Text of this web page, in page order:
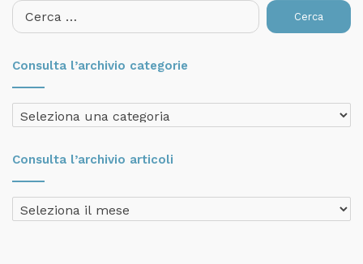
Ricerca
per:
Consulta l’archivio categorie
Consulta
l’archivio
Consulta l’archivio articoli
Consulta
l’archivio